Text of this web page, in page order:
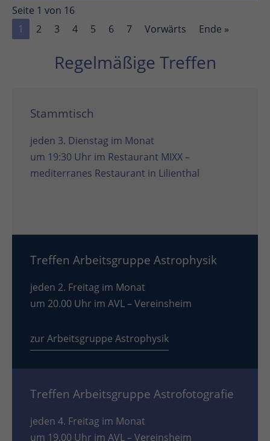
Seite 1 von 16
1
2 3 4 5 6 7 Vorwärts Ende »
Regelmäßige Treffen
Stammtisch
jeden 3. Dienstag im Monat
um 19:30 Uhr im Restaurant MIXX –
mediterranes Restaurant in Lilienthal
Treffen Arbeitsgruppe Astrophysik
jeden 2. Freitag im Monat
um 20.00 Uhr im AVL – Vereinsheim
zur Arbeitsgruppe Astrophysik
Treffen Arbeitsgruppe Astrofotografie
jeden 4. Freitag im Monat
um 19.00 Uhr im AVL – Vereinsheim